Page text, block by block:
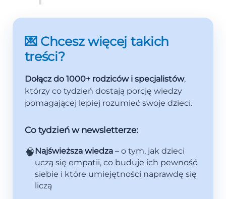
💌 Chcesz więcej takich
treści?
Dołącz do 1000+ rodziców i specjalistów,
którzy co tydzień dostają porcję wiedzy
pomagającej lepiej rozumieć swoje dzieci.
Co tydzień w newsletterze:
🧠 Najświeższa wiedza– o tym, jak dzieci
uczą się empatii, co buduje ich pewność
siebie i które umiejętności naprawdę się
liczą